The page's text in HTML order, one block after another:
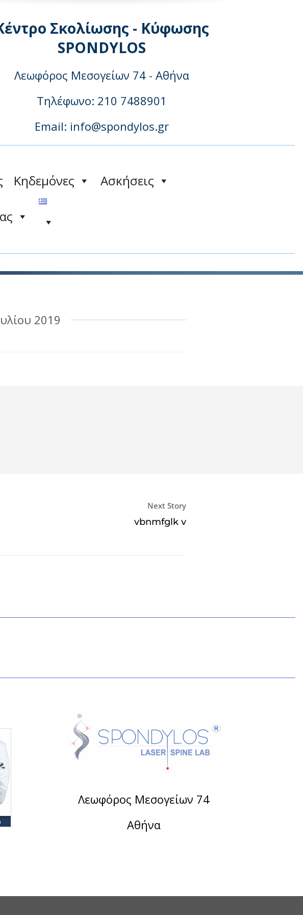
Σκολίωσης - Κύφωσης
SPONDYLOS
Λεωφόρος Μεσογείων 74 - Αθήνα
Τηλέφωνo: 210 7488901
Email: info@spondylos.gr
Κηδεμόνες Ασκήσεις
2019
Next Story
vbnmfglk v
Λεωφόρος Μεσογείων 74
Αθήνα